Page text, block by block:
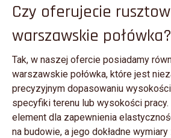
Czy oferujecie
warszawskie połówka?
Tak, w naszej ofercie posiadamy
warszawskie połówka, które jest
precyzyjnym dopasowaniu
specyfiki terenu lub wysokości
element dla zapewnienia
na budowie, a jego dokładne